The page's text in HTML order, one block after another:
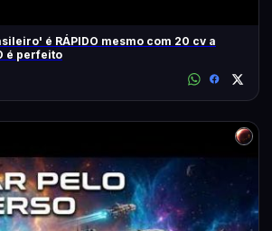
é RÁPIDO mesmo com 20 cv a
é perfeito